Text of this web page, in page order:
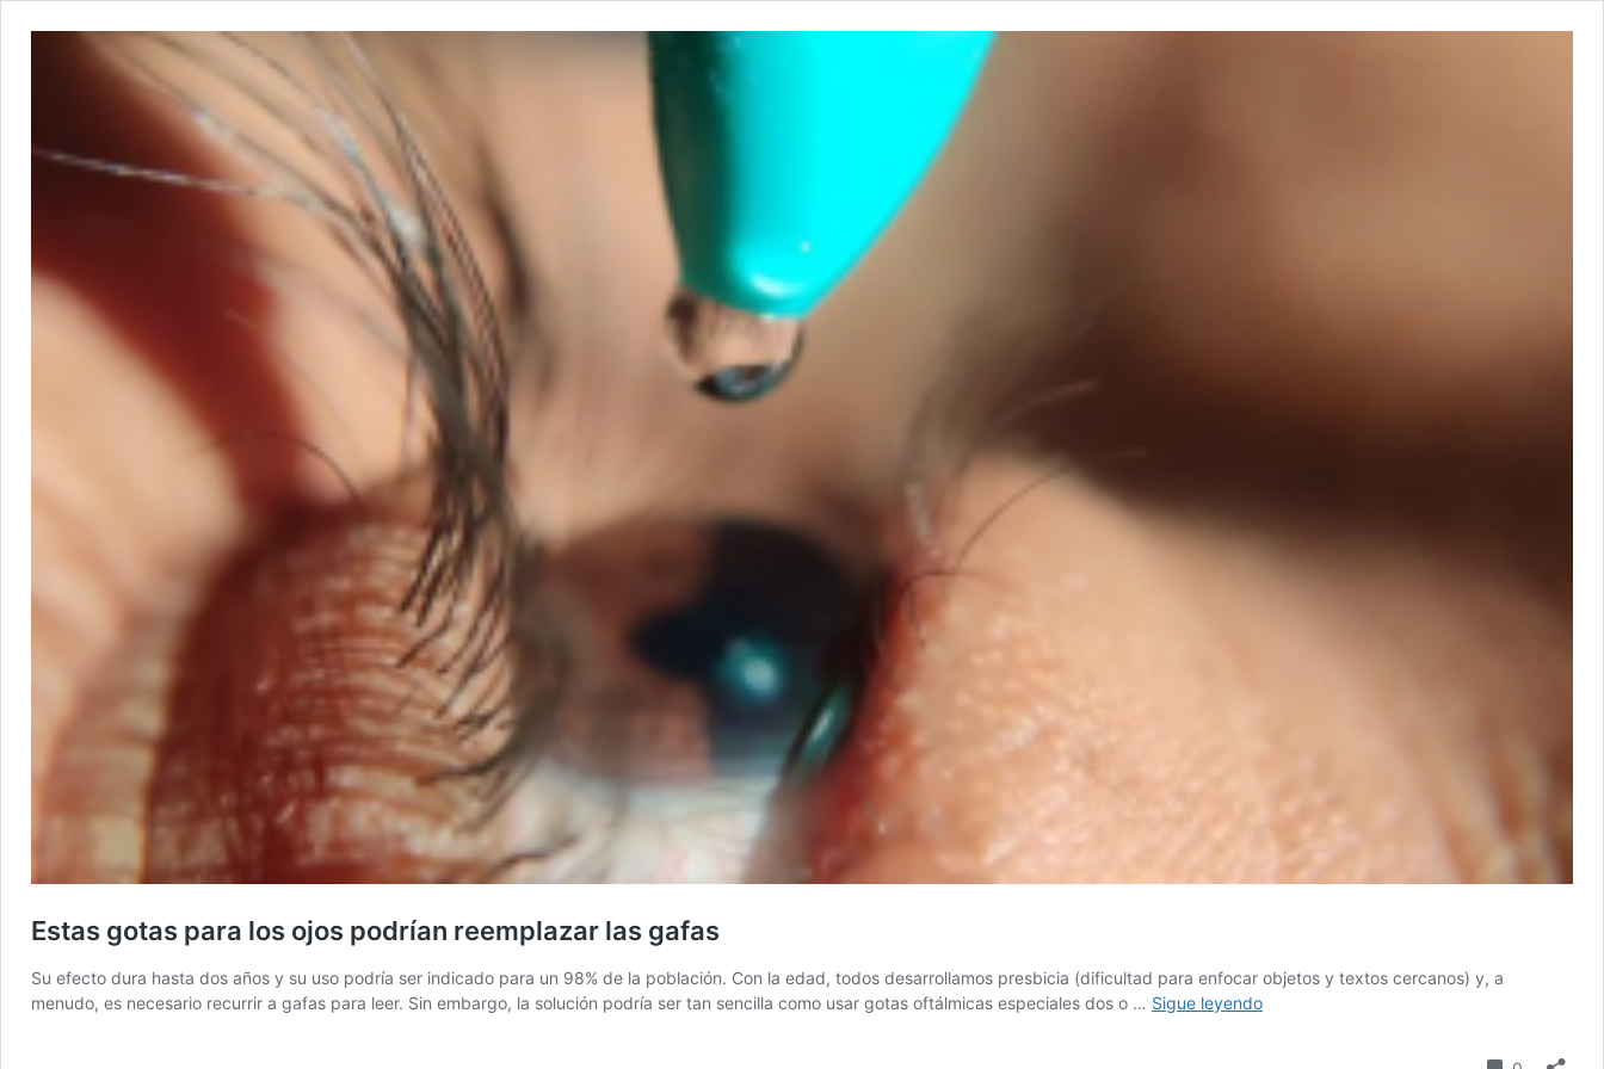
Estas gotas para los ojos podrían reemplazar las gafas
Su efecto dura hasta dos años y su uso podría ser indicado para un 98% de la población. Con la edad, todos desarrollamos presbicia (dificultad para enfocar objetos y textos cercanos) y, a
menudo, es necesario recurrir a gafas para leer. Sin embargo, la solución podría ser tan sencilla como usar gotas oftálmicas especiales dos o … Sigue leyendoEstas